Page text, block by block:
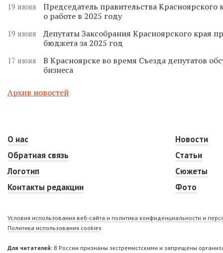
19 июня
Председатель правительства Красноярского
о работе в 2025 году
19 июня
Депутаты Заксобрания Красноярского края
бюджета за 2025 год
17 июня
В Красноярске во время Съезда депутатов
бизнеса
Архив новостей
О нас
Обратная связь
Логотип
Контакты редакции
Новости
Статьи
Сюжеты
Фото
Условия использования веб-сайта и политика конфиденциальности и
Политика использования cookies
Для читателей: В России признаны экстремистскими и запрещены